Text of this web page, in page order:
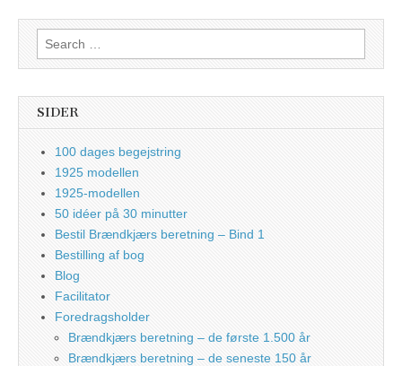
Search
for:
SIDER
100 dages begejstring
1925 modellen
1925-modellen
50 idéer på 30 minutter
Bestil Brændkjærs beretning – Bind 1
Bestilling af bog
Blog
Facilitator
Foredragsholder
Brændkjærs beretning – de første 1.500 år
Brændkjærs beretning – de seneste 150 år